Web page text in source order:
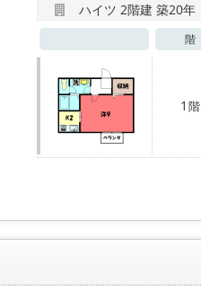
ハイツ 2階建 築20年
階
1 階